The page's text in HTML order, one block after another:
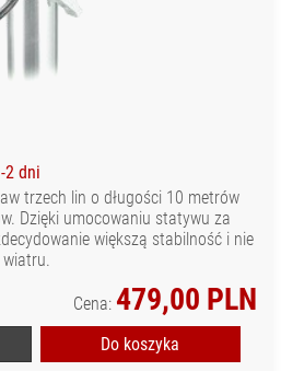
2 dni
trzech lin o długości 10 metrów
Dzięki umocowaniu statywu za
większą stabilność i nie
Cena: 479,00 PLN
Do koszyka